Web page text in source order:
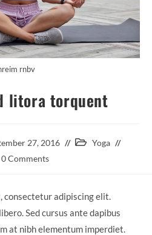
rnbv
litora torquent
27, 2016
Yoga
0 Comments
consectetur adipiscing elit.
Sed cursus ante dapibus
at nibh elementum imperdiet.